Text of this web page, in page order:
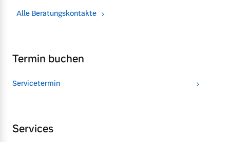
Alle Beratungskontakte
Termin buchen
Servicetermin
Services